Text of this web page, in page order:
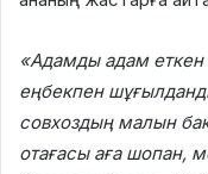
«Адамды адам еткен
еңбекпен
совхоздың малын
отағасы аға шопан,